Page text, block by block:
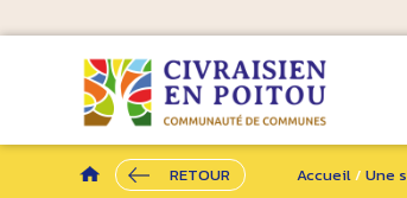
RETOUR Accueil/Une